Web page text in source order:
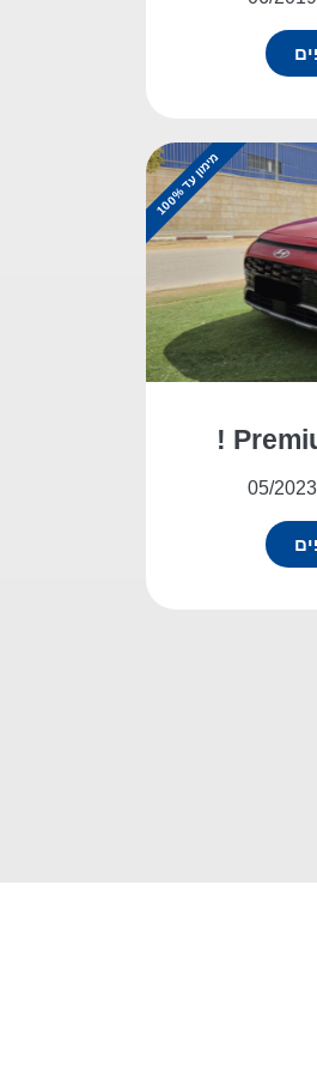
מ
י
מ
ו
ן
ע
ד
1
0
0
%